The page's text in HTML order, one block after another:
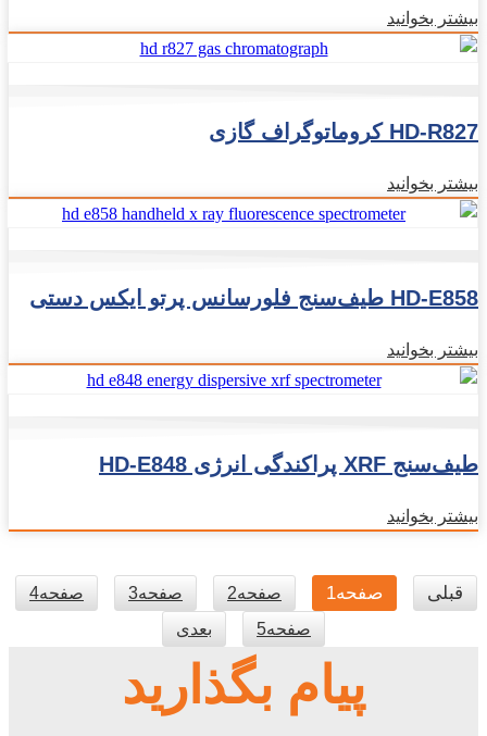
بیشتر بخوانید
HD-R827 کروماتوگراف گازی
بیشتر بخوانید
HD-E858 طیف‌سنج فلورسانس پرتو ایکس دستی
بیشتر بخوانید
طیف‌سنج XRF پراکندگی انرژی HD-E848
بیشتر بخوانید
قبلی صفحه1 صفحه2 صفحه3 صفحه4
صفحه5 بعدی
پیام بگذارید